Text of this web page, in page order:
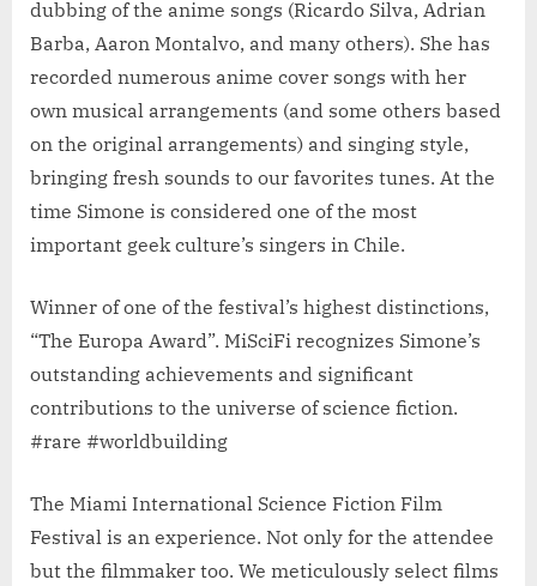
dubbing of the anime songs (Ricardo Silva, Adrian
Barba, Aaron Montalvo, and many others). She has
recorded numerous anime cover songs with her
own musical arrangements (and some others based
on the original arrangements) and singing style,
bringing fresh sounds to our favorites tunes. At the
time Simone is considered one of the most
important geek culture’s singers in Chile.
Winner of one of the festival’s highest distinctions,
“The Europa Award”. MiSciFi recognizes Simone’s
outstanding achievements and significant
contributions to the universe of science fiction.
#rare #worldbuilding
The Miami International Science Fiction Film
Festival is an experience. Not only for the attendee
but the filmmaker too. We meticulously select films